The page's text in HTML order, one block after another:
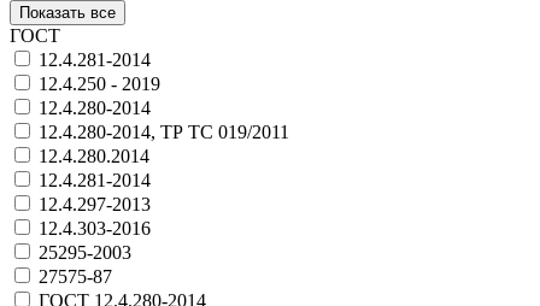
Показать все
ГОСТ
12.4.281-2014
12.4.250 - 2019
12.4.280-2014
12.4.280-2014, ТР ТС 019/2011
12.4.280.2014
12.4.281-2014
12.4.297-2013
12.4.303-2016
25295-2003
27575-87
ГОСТ 12.4.280-2014